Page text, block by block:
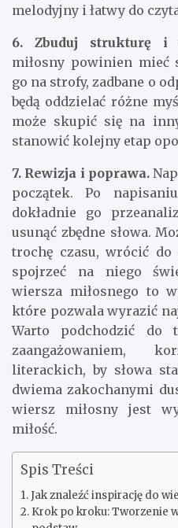
melodyjny i łatwy do
6. Zbuduj strukturę i
miłosny powinien mieć
go na strofy, zadbane o
będą oddzielać różne
może skupić się na
stanowić kolejny etap
7. Rewizja i poprawa.
początek. Po
dokładnie go
usunąć zbędne słowa.
trochę czasu, wrócić
spojrzeć na niego
wiersza miłosnego to
które pozwala wyrazić
Warto podchodzić
zaangażowaniem,
literackich, by słowa
dwiema zakochanymi
wiersz miłosny jest
miłość.
Spis Treści
Jak znaleźć inspirację do
Krok po kroku: Tworzenie